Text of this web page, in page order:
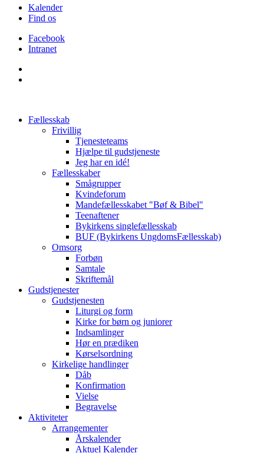
Kalender
Find os
Facebook
Intranet
Fællesskab
Frivillig
Tjenesteteams
Hjælpe til gudstjeneste
Jeg har en idé!
Fællesskaber
Smågrupper
Kvindeforum
Mandefællesskabet "Bøf & Bibel"
Teenaftener
Bykirkens singlefællesskab
BUF (Bykirkens UngdomsFællesskab)
Omsorg
Forbøn
Samtale
Skriftemål
Gudstjenester
Gudstjenesten
Liturgi og form
Kirke for børn og juniorer
Indsamlinger
Hør en prædiken
Kørselsordning
Kirkelige handlinger
Dåb
Konfirmation
Vielse
Begravelse
Aktiviteter
Arrangementer
Årskalender
Aktuel Kalender